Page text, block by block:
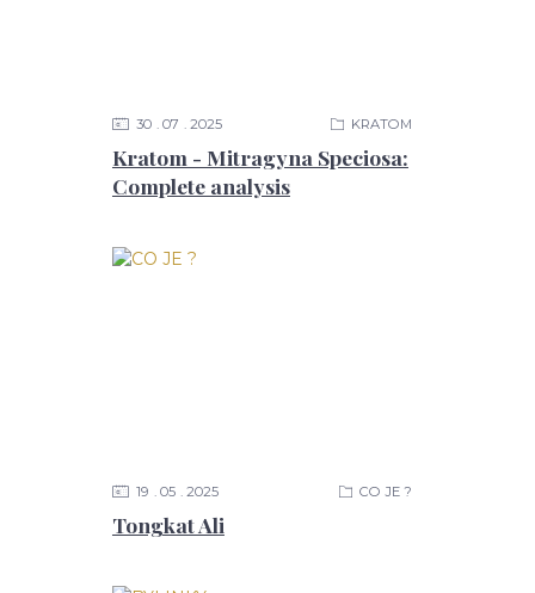
Kratom - Mitragyna Speciosa:
Complete analysis
30 07 2025 KRATOM
Tongkat Ali
19 05 2025 CO JE ?